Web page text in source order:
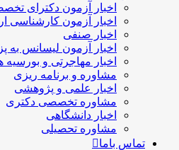
اخبار آزمون دکترای
اخبار آزمون کارشناسی
اخبار صنفی
اخبار آزمون لیسانس به
اخبار مهاجرتی و بورسیه
مشاوره و برنامه ریزی
اخبار علمی و پژوهشی
مشاوره تخصصی دکتری
اخبار دانشگاهی
مشاوره تحصیلی
تماس باما